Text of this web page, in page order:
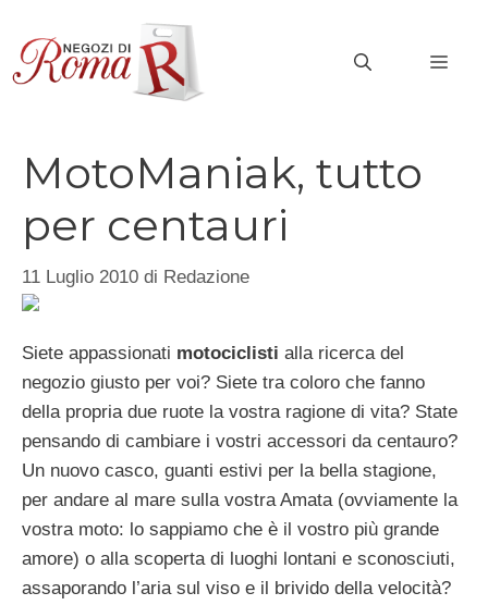
contenuto
MotoManiak, tutto
per centauri
11 Luglio 2010 di Redazione
Siete appassionati motociclisti alla ricerca del
negozio giusto per voi? Siete tra coloro che fanno
della propria due ruote la vostra ragione di vita? State
pensando di cambiare i vostri accessori da centauro?
Un nuovo casco, guanti estivi per la bella stagione,
per andare al mare sulla vostra Amata (ovviamente la
vostra moto: lo sappiamo che è il vostro più grande
amore) o alla scoperta di luoghi lontani e sconosciuti,
assaporando l’aria sul viso e il brivido della velocità?